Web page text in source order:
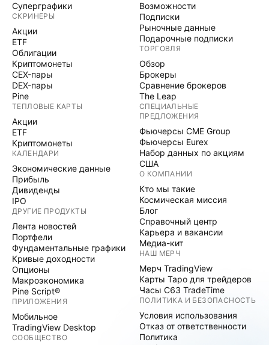
Суперграфики
СКРИНЕРЫ
Акции
ETF
Облигации
Криптомонеты
CEX-пары
DEX-пары
Pine
ТЕПЛОВЫЕ КАРТЫ
Акции
ETF
Криптомонеты
КАЛЕНДАРИ
Экономические данные
Прибыль
Дивиденды
IPO
ДРУГИЕ ПРОДУКТЫ
Лента новостей
Портфели
Фундаментальные графики
Кривые доходности
Опционы
Макроэкономика
Pine Script®
ПРИЛОЖЕНИЯ
Мобильное
TradingView Desktop
СООБЩЕСТВО
Возможности
Подписки
Рыночные данные
Подарочные подписки
ТОРГОВЛЯ
Обзор
Брокеры
Сравнение брокеров
The Leap
СПЕЦИАЛЬНЫЕ
ПРЕДЛОЖЕНИЯ
Фьючерсы CME Group
Фьючерсы Eurex
Набор данных по акциям
США
О КОМПАНИИ
Кто мы такие
Космическая миссия
Блог
Справочный центр
Карьера и вакансии
Медиа-кит
НАШ МЕРЧ
Мерч TradingView
Карты Таро для трейдеров
Часы C63 TradeTime
ПОЛИТИКА И БЕЗОПАСНОСТЬ
Условия использования
Отказ от ответственности
Политика